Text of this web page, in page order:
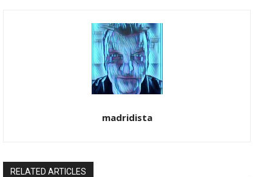
madridista
RELATED ARTICLES